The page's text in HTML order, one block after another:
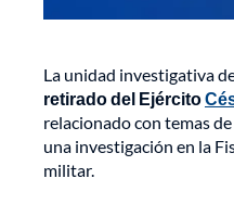
La unidad investigativa
retirado del Ejército
relacionado con temas
una investigación en la
militar.